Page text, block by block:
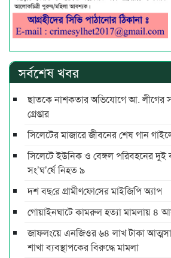
সর্বশেষ খবর
ছাতকে নাশকতার অভিযোগে আ. লীগের
গ্রেপ্তার
সিলেটের মাজারে জীবনের শেষ গান
সিলেটে ইউনিক ও বেঙ্গল পরিবহনের দুই
সং’ঘ’র্ষে নিহত ৯
দশ বছ‌রে গ্রামীণ‌ফো‌সের মাইজিপি অ্যাপ
গোয়াইনঘাটে কামরুল হত্যা মামলায় ৪
জাফলংয়ে এনজিওর ৬৪ লাখ টাকা
শাখা ব্যবস্থাপকের বিরুদ্ধে মামলা